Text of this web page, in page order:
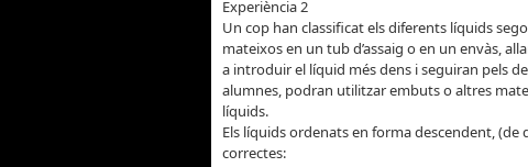
Experiència 2
Un cop han classificat els diferents líquids
mateixos en un tub d’assaig o en un envàs,
a introduir el líquid més dens i seguiran pels
alumnes, podran utilitzar embuts o altres
líquids.
Els líquids ordenats en forma descendent, (de
correctes: